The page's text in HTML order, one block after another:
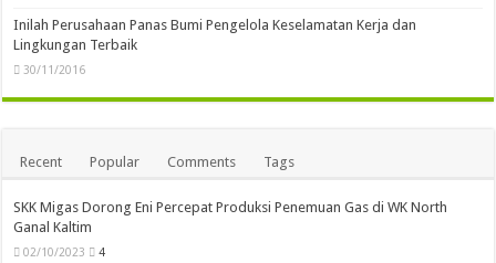
Inilah Perusahaan Panas Bumi Pengelola Keselamatan Kerja dan
Lingkungan Terbaik
30/11/2016
Recent Popular Comments Tags
SKK Migas Dorong Eni Percepat Produksi Penemuan Gas di WK North
Ganal Kaltim
02/10/2023 4